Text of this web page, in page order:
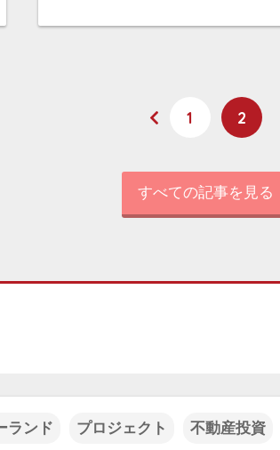
1 2
すべての記事を見る
ランド プロジェクト 不動産投資